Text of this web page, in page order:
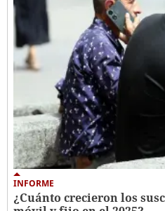
INFORME
¿Cuánto crecieron los